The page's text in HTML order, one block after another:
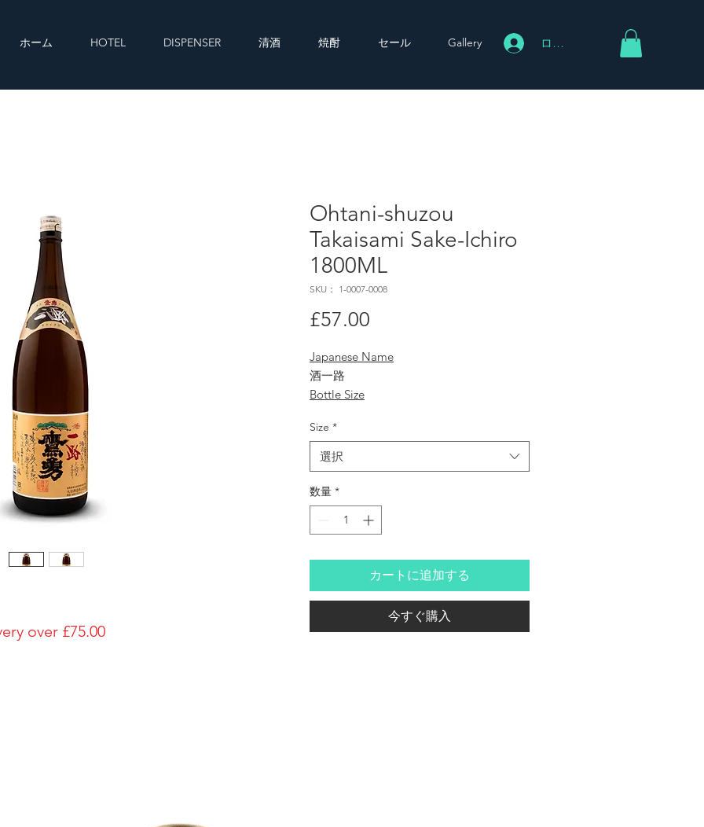
ホーム HOTEL DISPENSER 清酒 焼酎 セール Gallery ログイン
Ohtani-shuzou
Takaisami Sake-Ichiro
1800ML
SKU： 1-0007-0008
£57.00
格
Japanese Name
酒一路
Bottle Size
Brewery
Ohtani-shuzou
Brand
Takaisami
Type of Sake
Junmai
Japan
Tottori
Alcohol Percentage
Size *
選択
数量 *
カートに追加する
今すぐ購入
over £75.00